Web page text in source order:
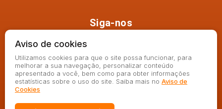
Siga-nos
Aviso de cookies
Utilizamos cookies para que o site possa funcionar, para
melhorar a sua navegação, personalizar conteúdo
apresentado a você, bem como para obter informações
estatísticas sobre o uso do site. Saiba mais no Aviso de
Cookies